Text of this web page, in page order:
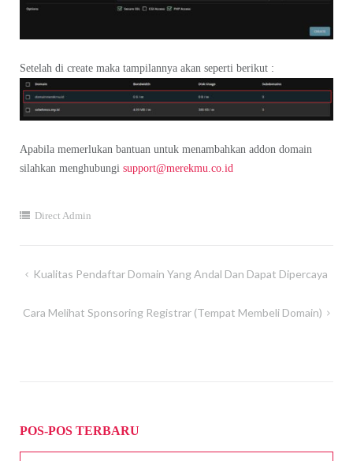
Setelah di create maka tampilannya akan seperti berikut :
Apabila memerlukan bantuan untuk menambahkan addon domain
silahkan menghubungi support@merekmu.co.id
Direct Admin
Navigasi
Kualitas Pendaftar Domain Yang Andal Dan Dapat Dipercaya
Cara Melihat Sponsoring Registrar (tempat Membeli Domain)
POS-POS TERBARU